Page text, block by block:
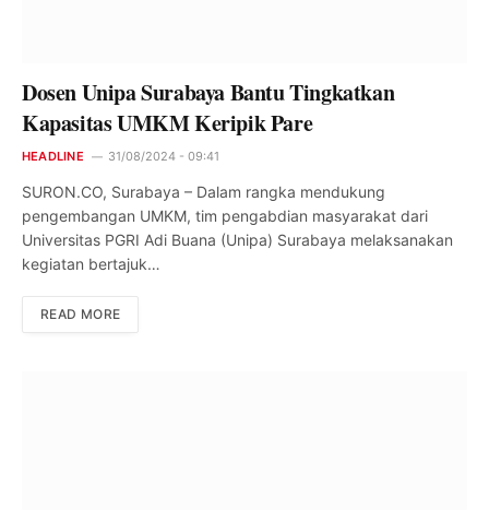
Dosen Unipa Surabaya Bantu Tingkatkan
Kapasitas UMKM Keripik Pare
HEADLINE 31/08/2024 - 09:41
SURON.CO, Surabaya – Dalam rangka mendukung
pengembangan UMKM, tim pengabdian masyarakat dari
Universitas PGRI Adi Buana (Unipa) Surabaya melaksanakan
kegiatan bertajuk…
READ MORE